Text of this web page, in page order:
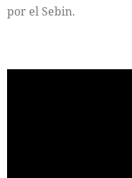
por el Sebin.